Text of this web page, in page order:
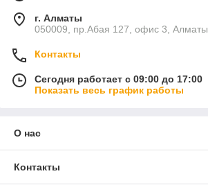
г. Алматы
050009, пр.Абая 127, офис 3,
Контакты
Сегодня работает с 09:00 до 17:00
Показать весь график работы
О нас
Контакты